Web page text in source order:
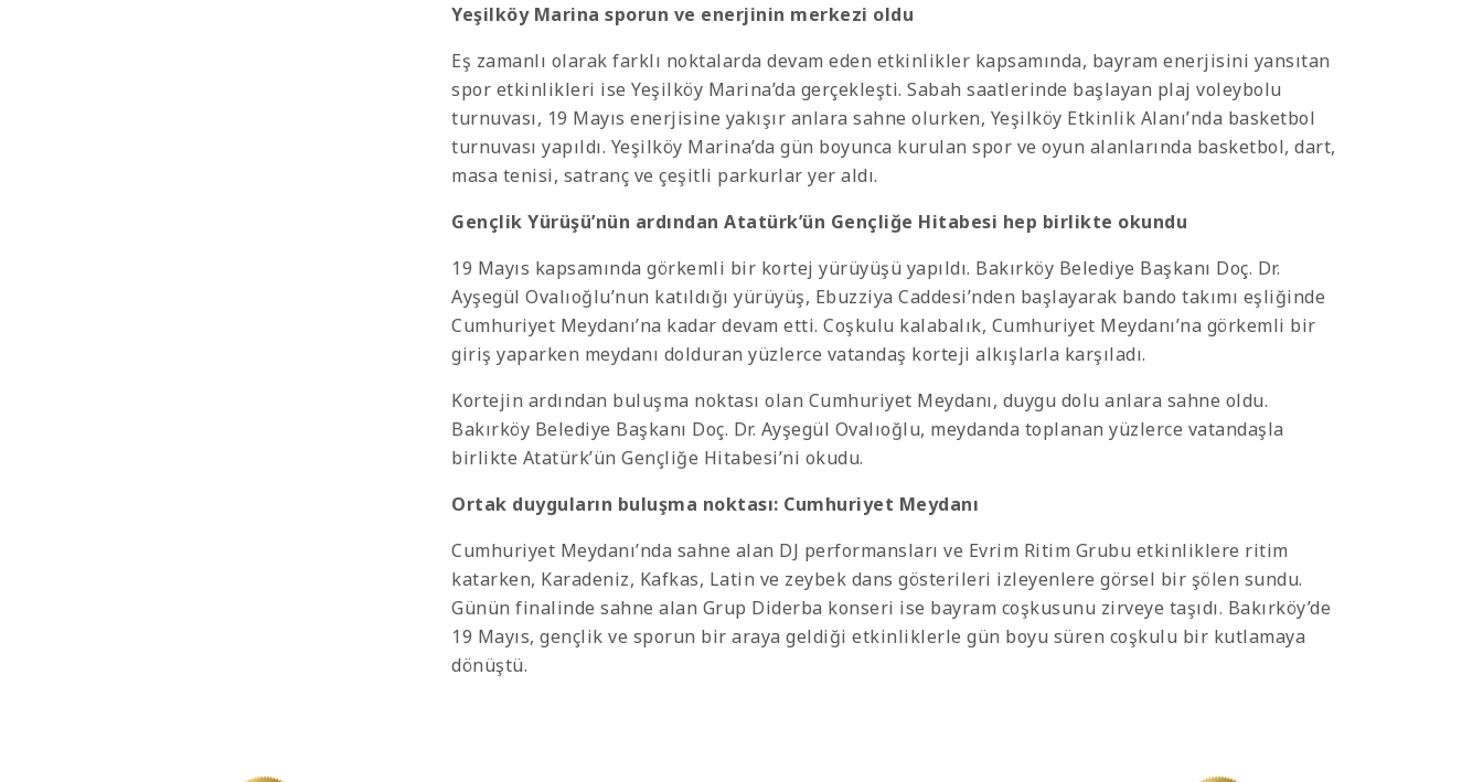
Yeşilköy Marina sporun ve enerjinin merkezi oldu
Eş zamanlı olarak farklı noktalarda devam eden etkinlikler kapsamında, bayram enerjisini yansıtan
spor etkinlikleri ise Yeşilköy Marina’da gerçekleşti. Sabah saatlerinde başlayan plaj voleybolu
turnuvası, 19 Mayıs enerjisine yakışır anlara sahne olurken, Yeşilköy Etkinlik Alanı’nda basketbol
turnuvası yapıldı. Yeşilköy Marina’da gün boyunca kurulan spor ve oyun alanlarında basketbol, dart,
masa tenisi, satranç ve çeşitli parkurlar yer aldı.
Gençlik Yürüşü’nün ardından Atatürk’ün Gençliğe Hitabesi hep birlikte okundu
19 Mayıs kapsamında görkemli bir kortej yürüyüşü yapıldı. Bakırköy Belediye Başkanı Doç. Dr.
Ayşegül Ovalıoğlu’nun katıldığı yürüyüş, Ebuzziya Caddesi’nden başlayarak bando takımı eşliğinde
Cumhuriyet Meydanı’na kadar devam etti. Coşkulu kalabalık, Cumhuriyet Meydanı’na görkemli bir
giriş yaparken meydanı dolduran yüzlerce vatandaş korteji alkışlarla karşıladı.
Kortejin ardından buluşma noktası olan Cumhuriyet Meydanı, duygu dolu anlara sahne oldu.
Bakırköy Belediye Başkanı Doç. Dr. Ayşegül Ovalıoğlu, meydanda toplanan yüzlerce vatandaşla
birlikte Atatürk’ün Gençliğe Hitabesi’ni okudu.
Ortak duyguların buluşma noktası: Cumhuriyet Meydanı
Cumhuriyet Meydanı’nda sahne alan DJ performansları ve Evrim Ritim Grubu etkinliklere ritim
katarken, Karadeniz, Kafkas, Latin ve zeybek dans gösterileri izleyenlere görsel bir şölen sundu.
Günün finalinde sahne alan Grup Diderba konseri ise bayram coşkusunu zirveye taşıdı. Bakırköy’de
19 Mayıs, gençlik ve sporun bir araya geldiği etkinliklerle gün boyu süren coşkulu bir kutlamaya
dönüştü.